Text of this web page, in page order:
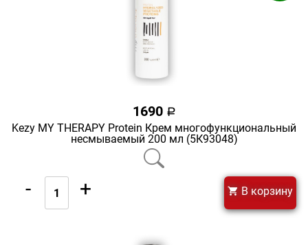
1690 a
Kezy MY THERAPY Protein Крем многофункциональный
несмываемый 200 мл (5К93048)
- + В корзину